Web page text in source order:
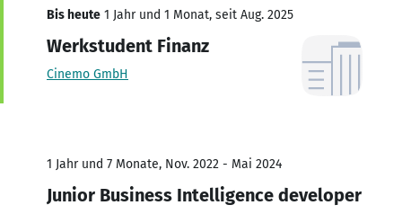
Bis heute 1 Jahr und 1 Monat, seit Aug. 2025
Werkstudent Finanz
Cinemo GmbH
1 Jahr und 7 Monate, Nov. 2022 - Mai 2024
Junior Business Intelligence developer